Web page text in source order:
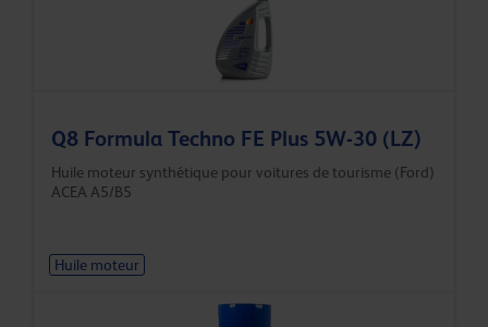
Q8 Formula Techno FE Plus 5W-30 (LZ)
Huile moteur synthétique pour voitures de tourisme (Ford)
ACEA A5/B5
Huile moteur